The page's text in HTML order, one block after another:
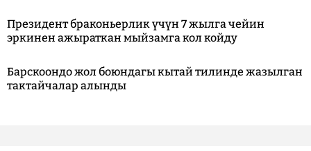
Президент браконьерлик үчүн 7 жылга чейин
эркинен ажыраткан мыйзамга кол койду
Барскоондо жол боюндагы кытай тилинде жазылган
тактайчалар алынды